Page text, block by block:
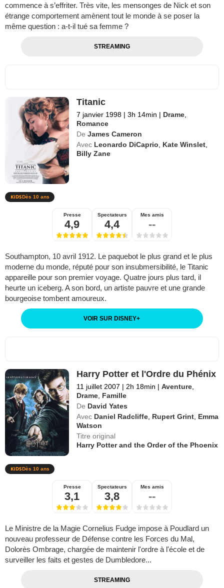
commence à s’effriter. Très vite, les mensonges de Nick et son
étrange comportement amènent tout le monde à se poser la
même question : a-t-il tué sa femme ?
STREAMING
Titanic
7 janvier 1998 | 3h 14min | Drame
Romance
De James Cameron
Avec Leonardo DiCaprio Kate Winslet
Billy Zane
Dès 10 ans
Presse
4,9
Spectateurs
4,4
Mes amis
--
Southampton, 10 avril 1912. Le paquebot le plus grand et le plus
moderne du monde, réputé pour son insubmersibilité, le Titanic
appareille pour son premier voyage. Quatre jours plus tard, il
heurte un iceberg. A son bord, un artiste pauvre et une grande
bourgeoise tombent amoureux.
VOIR SUR DISNEY+
Harry Potter et l'Ordre du Phénix
11 juillet 2007 | 2h 18min | Aventure
Drame Famille
De David Yates
Avec Daniel Radcliffe Rupert Grint Emma
Watson
Titre original
Harry Potter and the Order of the Phoenix
Dès 10 ans
Presse
3,1
Spectateurs
3,8
Mes amis
--
Le Ministre de la Magie Cornelius Fudge impose à Poudlard un
nouveau professeur de Défense contre les Forces du Mal,
Dolorès Ombrage, chargée de maintenir l'ordre à l'école et de
surveiller les faits et gestes de Dumbledore...
STREAMING